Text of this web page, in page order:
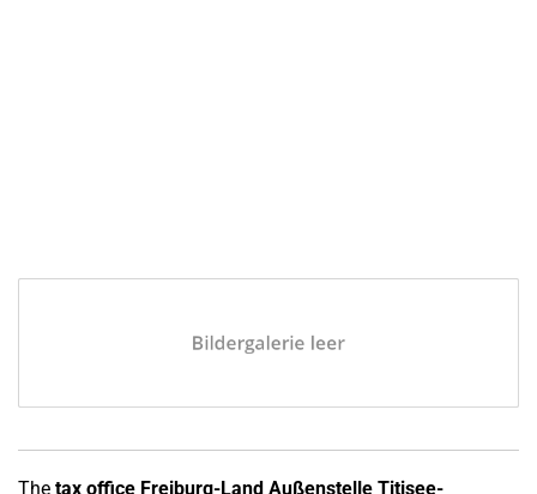
The tax office Freiburg-Land Außenstelle Titisee-